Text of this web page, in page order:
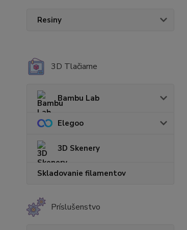
Resiny
3D Tlačiarne
Bambu Lab
Elegoo
3D Skenery
Skladovanie filamentov
Príslušenstvo